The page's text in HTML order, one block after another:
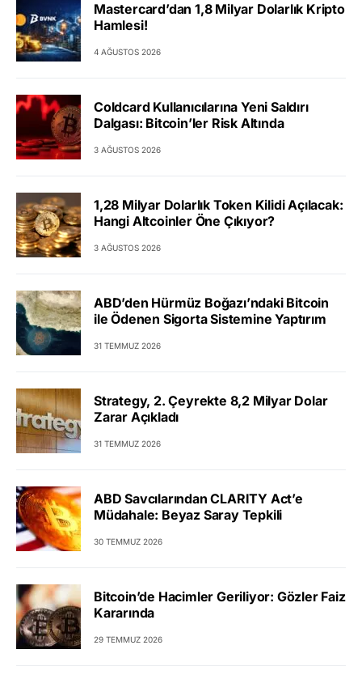
Mastercard’dan 1,8 Milyar Dolarlık Kripto
Hamlesi!
4 AĞUSTOS 2026
Coldcard Kullanıcılarına Yeni Saldırı
Dalgası: Bitcoin’ler Risk Altında
3 AĞUSTOS 2026
1,28 Milyar Dolarlık Token Kilidi Açılacak:
Hangi Altcoinler Öne Çıkıyor?
3 AĞUSTOS 2026
ABD’den Hürmüz Boğazı’ndaki Bitcoin
ile Ödenen Sigorta Sistemine Yaptırım
31 TEMMUZ 2026
Strategy, 2. Çeyrekte 8,2 Milyar Dolar
Zarar Açıkladı
31 TEMMUZ 2026
ABD Savcılarından CLARITY Act’e
Müdahale: Beyaz Saray Tepkili
30 TEMMUZ 2026
Bitcoin’de Hacimler Geriliyor: Gözler Faiz
Kararında
29 TEMMUZ 2026